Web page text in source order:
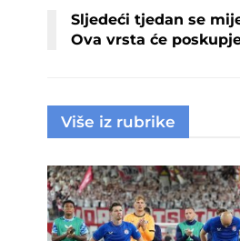
Sljedeći tjedan se
Ova vrsta će
Više iz rubrike